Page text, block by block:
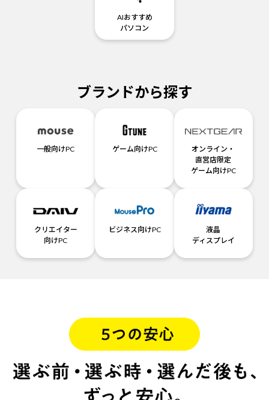
AIおすすめ
パソコン
ブランドから探す
一般向けPC ゲーム向けPC
オンライン・
直営店限定
ゲーム向けPC
クリエイター
向けPC
ビジネス向けPC
液晶
ディスプレイ